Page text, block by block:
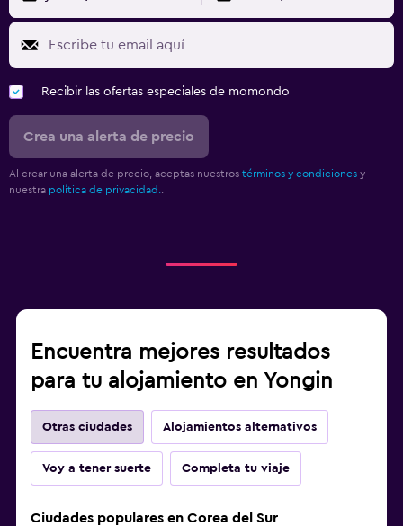
Recibir las ofertas especiales de momondo
Crea una alerta de precio
Al crear una alerta de precio, aceptas nuestros términos y condiciones y
nuestra política de privacidad.
Encuentra mejores resultados
para tu alojamiento en Yongin
Otras ciudades Alojamientos alternativos
Voy a tener suerte Completa tu viaje
Ciudades populares en Corea del Sur